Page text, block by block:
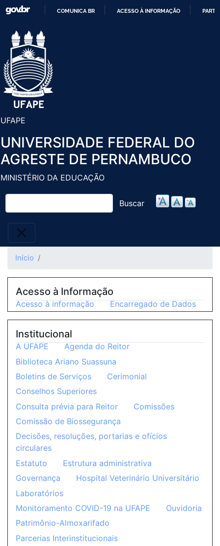
Pular
COMUNICA BR ACESSO À INFORMAÇÃO
UFAPE
UNIVERSIDADE FEDERAL DO
AGRESTE DE PERNAMBUCO
MINISTÉRIO DA EDUCAÇÃO
Buscar
Início
Acesso à Informação
Acesso à informação Encarregado de Dados
Institucional
A UFAPE
Agenda do Reitor
Biblioteca Ariano Suassuna
Boletins de Serviços
Cerimonial
Conselhos Superiores
Consulta prévia para Reitor
Comissões
Comissão de Biossegurança
Decisões, resoluções, portarias e ofícios
circulares
Estatuto
Estrutura administrativa
Governança
Hospital Veterinário Universitário
Laboratórios
Monitoramento COVID-19 na UFAPE
Ouvidoria
Patrimônio-Almoxarifado
Parcerias Interinstitucionais